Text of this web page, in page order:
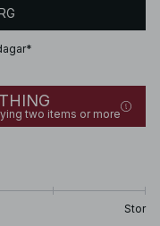
two items or more
Stor